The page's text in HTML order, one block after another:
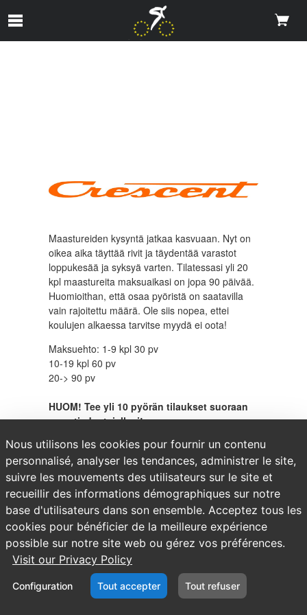
Skip to Main Content
Maastureiden kysyntä jatkaa kasvuaan. Nyt on
oikea aika täyttää rivit ja täydentää varastot
loppukesää ja syksyä varten. Tilatessasi yli 20
kpl maastureita maksuaikasi on jopa 90 päivää.
Huomioithan, että osaa pyöristä on saatavilla
vain rajoitettu määrä. Ole siis nopea, ettei
koulujen alkaessa tarvitse myydä ei oota!
Maksuehto: 1-9 kpl 30 pv
10-19 kpl 60 pv
20-> 90 pv
HUOM! Tee yli 10 pyörän tilaukset suoraan
myyntiedustajallesi!
Tous les produits
Nous utilisons les cookies pour fournir un contenu
personnalisé, analyser les tendances, administrer le site,
suivre les mouvements des utilisateurs sur le site et
recueillir des informations démographiques sur notre
base d'utilisateurs dans son ensemble. Acceptez tous les
cookies pour bénéficier de la meilleure expérience
possible sur notre site web ou gérez vos préférences.
Visit our Privacy Policy
Configuration Tout accepter Tout refuser